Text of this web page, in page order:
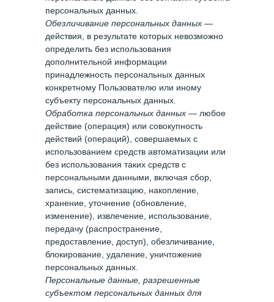
персональных данных.
Обезличивание персональных данных —
действия, в результате которых невозможно
определить без использования
дополнительной информации
принадлежность персональных данных
конкретному Пользователю или иному
субъекту персональных данных.
Обработка персональных данных — любое
действие (операция) или совокупность
действий (операций), совершаемых с
использованием средств автоматизации или
без использования таких средств с
персональными данными, включая сбор,
запись, систематизацию, накопление,
хранение, уточнение (обновление,
изменение), извлечение, использование,
передачу (распространение,
предоставление, доступ), обезличивание,
блокирование, удаление, уничтожение
персональных данных.
Персональные данные, разрешенные
субъектом персональных данных для